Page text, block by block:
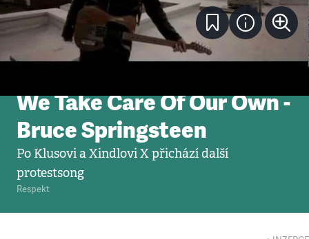
We Take Care Of Our Own -
Bruce Springsteen
Po Klusovi a Xindlovi X přichází další
protestsong
Respekt